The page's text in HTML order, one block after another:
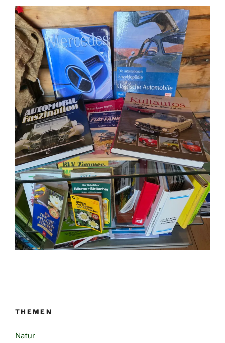
THEMEN
Natur